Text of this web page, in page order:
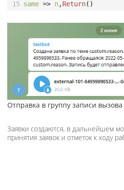
15 same => n,Return()
Отправка в группу записи вызова
Заявки создаются, в дальнейшем
принятия заявок и отметок к ходу